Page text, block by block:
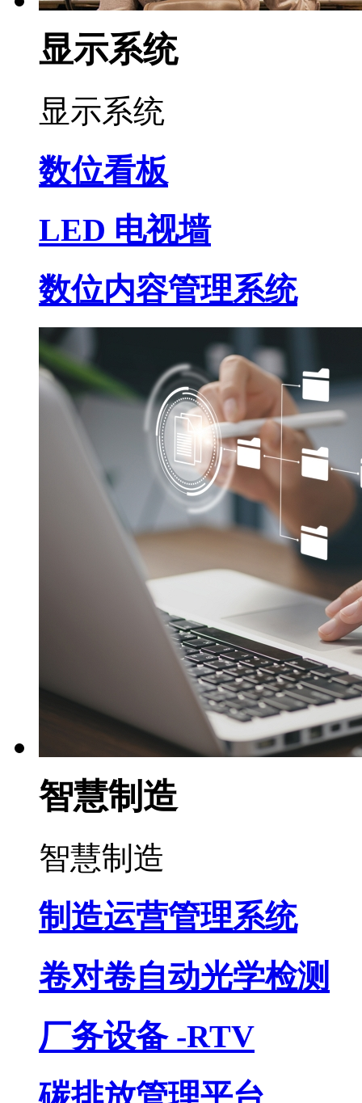
显示系统
显示系统
数位看板
LED 电视墙
数位内容管理系统
智慧制造
智慧制造
制造运营管理系统
卷对卷自动光学检测
厂务设备 -RTV
碳排放管理平台